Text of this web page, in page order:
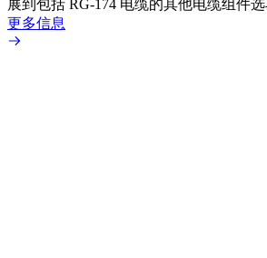
展到包括 RG-174 电缆的其他电缆组件选
更多信息